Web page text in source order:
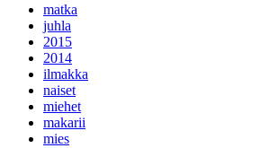
matka
juhla
2015
2014
ilmakka
naiset
miehet
makarii
mies